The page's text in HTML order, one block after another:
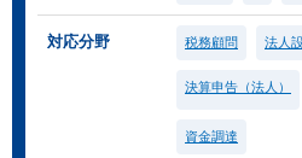
対応分野 税務顧問 法人
決算申告（法人）
資金調達